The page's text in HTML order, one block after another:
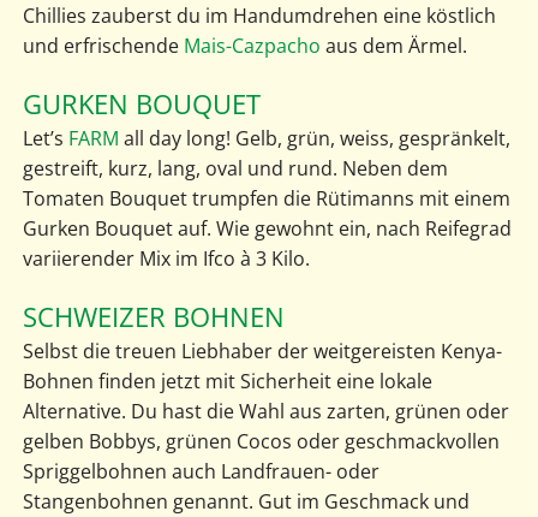
Chillies zauberst du im Handumdrehen eine köstlich
und erfrischende Mais-Cazpacho aus dem Ärmel.
GURKEN BOUQUET
Let’s FARM all day long! Gelb, grün, weiss, gespränkelt,
gestreift, kurz, lang, oval und rund. Neben dem
Tomaten Bouquet trumpfen die Rütimanns mit einem
Gurken Bouquet auf. Wie gewohnt ein, nach Reifegrad
variierender Mix im Ifco à 3 Kilo.
SCHWEIZER BOHNEN
Selbst die treuen Liebhaber der weitgereisten Kenya-
Bohnen finden jetzt mit Sicherheit eine lokale
Alternative. Du hast die Wahl aus zarten, grünen oder
gelben Bobbys, grünen Cocos oder geschmackvollen
Spriggelbohnen auch Landfrauen- oder
Stangenbohnen genannt. Gut im Geschmack und